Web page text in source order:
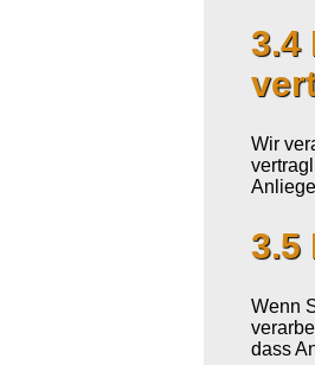
3.4
Wir
3.5
Wenn
dass